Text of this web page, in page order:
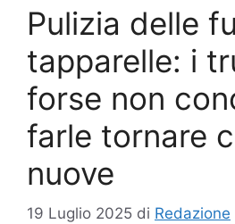
Pulizia delle
tapparelle: i
forse non
farle tornare
nuove
19 Luglio 2025 di Redazione